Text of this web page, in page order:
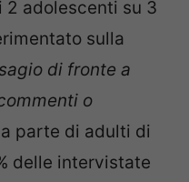
2 adolescenti su 3
sulla
di fronte a
o
parte di adulti di
delle intervistate